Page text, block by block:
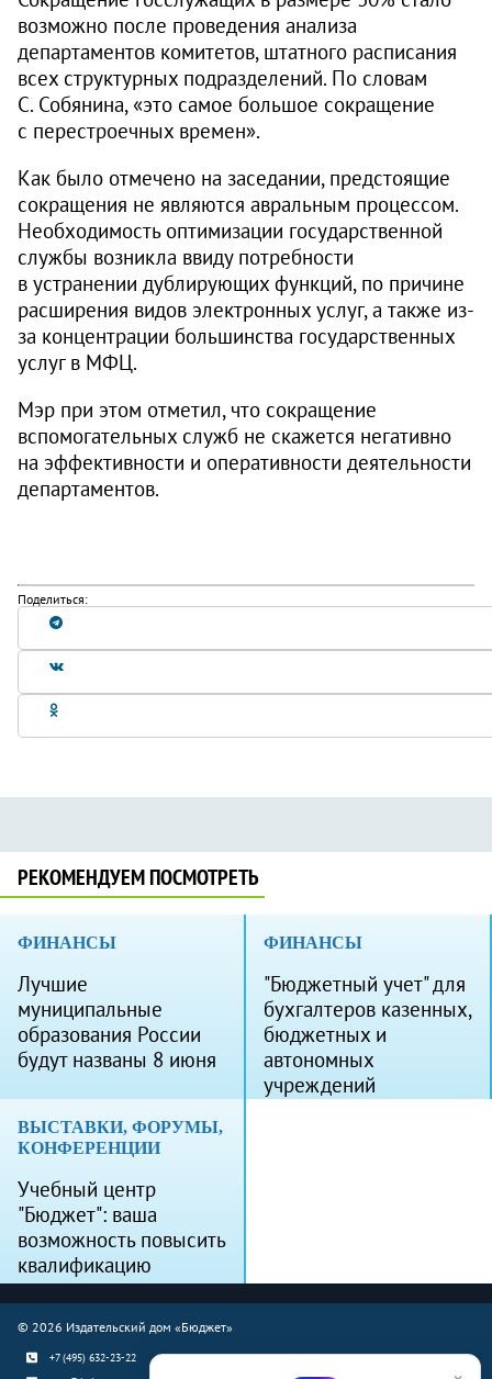
возможно после проведения анализа
департаментов комитетов, штатного расписания
всех структурных подразделений. По словам
С. Собянина, «это самое большое сокращение
с перестроечных времен».
Как было отмечено на заседании, предстоящие
сокращения не являются авральным процессом.
Необходимость оптимизации государственной
службы возникла ввиду потребности
в устранении дублирующих функций, по причине
расширения видов электронных услуг, а также из-
за концентрации большинства государственных
услуг в МФЦ.
Мэр при этом отметил, что сокращение
вспомогательных служб не скажется негативно
на эффективности и оперативности деятельности
департаментов.
Поделиться:
РЕКОМЕНДУЕМ ПОСМОТРЕТЬ
ФИНАНСЫ
Лучшие
муниципальные
образования России
будут названы 8 июня
ФИНАНСЫ
"Бюджетный учет" для
бухгалтеров казенных,
бюджетных и
автономных
учреждений
ВЫСТАВКИ, ФОРУМЫ,
КОНФЕРЕНЦИИ
Учебный центр
"Бюджет": ваша
возможность повысить
квалификацию
© 2026 Издательский дом «Бюджет»
+7 (495) 632-23-22